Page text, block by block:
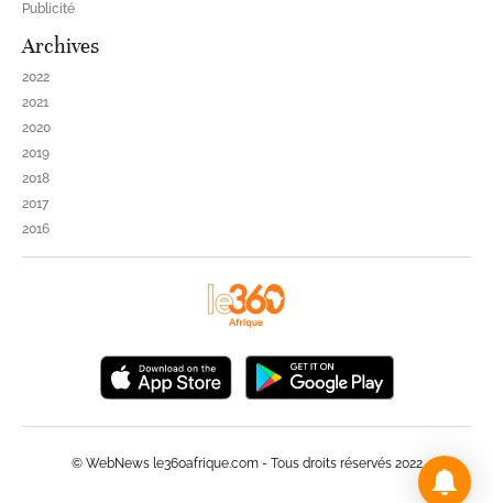
Publicité
Archives
2022
2021
2020
2019
2018
2017
2016
© WebNews le360afrique.com - Tous droits réservés 2022